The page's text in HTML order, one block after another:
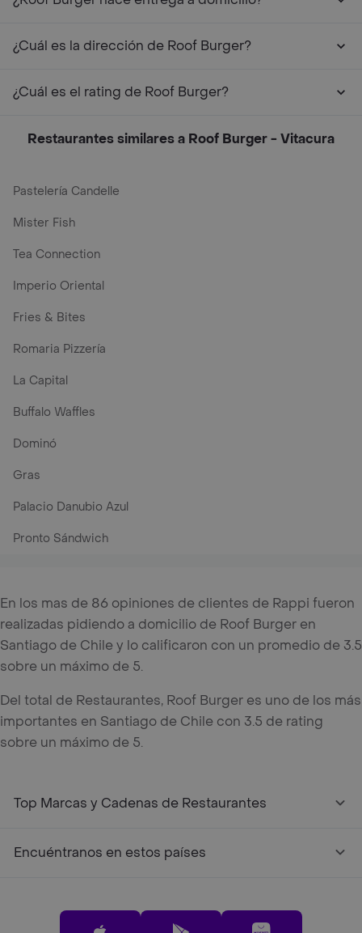
¿Cuál es la dirección de Roof Burger?
¿Cuál es el rating de Roof Burger?
Restaurantes similares a Roof Burger - Vitacura
Pastelería Candelle
Mister Fish
Tea Connection
Imperio Oriental
Fries & Bites
Romaria Pizzería
La Capital
Buffalo Waffles
Dominó
Gras
Palacio Danubio Azul
Pronto Sándwich
En los mas de 86 opiniones de clientes de Rappi fueron
realizadas pidiendo a domicilio de Roof Burger en
Santiago de Chile y lo calificaron con un promedio de 3.5
sobre un máximo de 5.
Del total de Restaurantes, Roof Burger es uno de los más
importantes en Santiago de Chile con 3.5 de rating
sobre un máximo de 5.
Top Marcas y Cadenas de Restaurantes
Encuéntranos en estos países